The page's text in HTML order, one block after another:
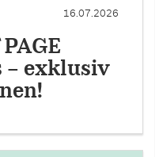
16.07.2026
– exklusiv